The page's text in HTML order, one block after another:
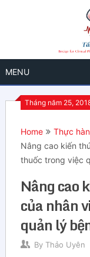
MENU
Tháng năm 25,
Home Thực
Nâng cao kiến
thuốc trong việc
Nâng cao
của nhân
quản lý
By Thảo Uyên